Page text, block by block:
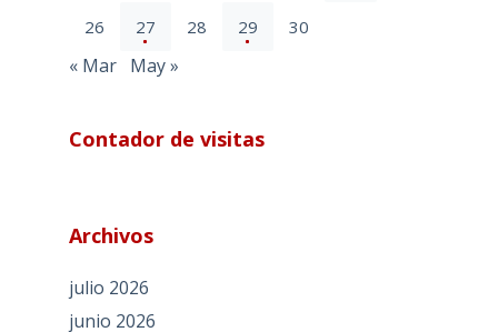
26 27 28 29 30
« Mar May »
Contador de visitas
Archivos
julio 2026
junio 2026